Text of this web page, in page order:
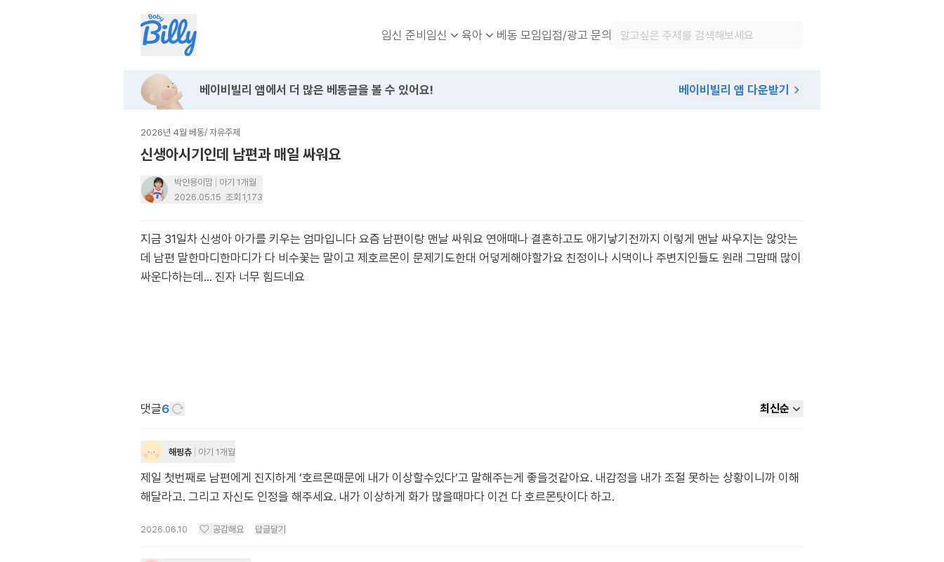
임신 준비임신 육아 베동 모임입점/광고 문의
베이비빌리 앱에서 더 많은 베동글을 볼 수 있어요! 베이비빌리 앱 다운받기
2026년 4월 베동/ 자유주제
신생아시기인데 남편과 매일 싸워요
박안용이맘
아기 1개월
2026.05.15 조회 1,173
지금 31일차 신생아 아가를 키우는 엄마입니다 요즘 남편이랑 맨날 싸워요 연애때나 결혼하고도 애기낳기전까지 이렇게 맨날 싸우지는 않앗는
데 남편 말한마디한마디가 다 비수꽃는 말이고 제호르몬이 문제기도한대 어덯게해야할가요 친정이나 시댁이나 주변지인들도 원래 그맘때 많이
싸운다하는데… 진자 너무 힘드네요
댓글6 최신순
해핑츄 아기 1개월
제일 첫번째로 남편에게 진지하게 ‘호르몬때문에 내가 이상할수있다’고 말해주는게 좋을것같아요. 내감정을 내가 조절 못하는 상황이니까 이해
해달라고. 그리고 자신도 인정을 해주세요. 내가 이상하게 화가 많을때마다 이건 다 호르몬탓이다 하고.
2026.06.10 공감해요 답글달기